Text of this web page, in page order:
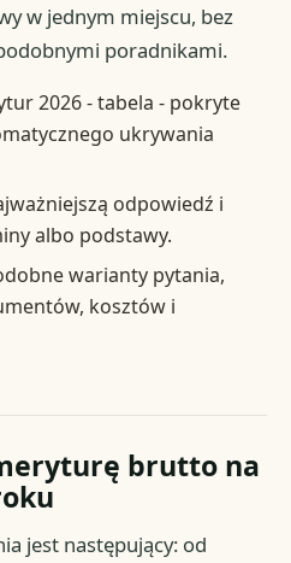
w jednym miejscu, bez
poradnikami.
2026 - tabela - pokryte
ukrywania
odpowiedź i
albo podstawy.
warianty pytania,
kosztów i
brutto na
jest następujący: od